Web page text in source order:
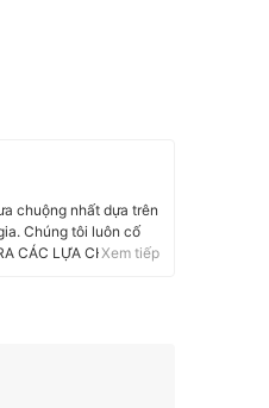
chuộng nhất dựa trên
Chúng tôi luôn cố
CÁC LỰA CHỌN”Xem tiếp